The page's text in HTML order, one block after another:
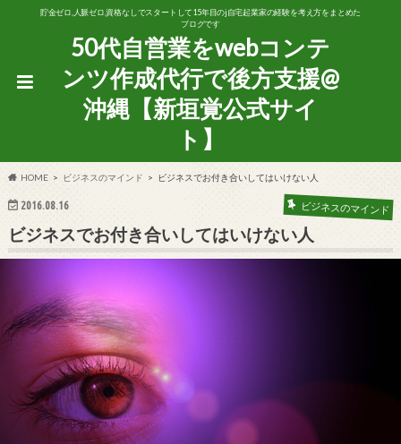
貯金ゼロ,人脈ゼロ,資格なしでスタートして15年目のj自宅起業家の経験を考え方をまとめた
ブログです
50代自営業をwebコンテ
ンツ作成代行で後方支援@
沖縄【新垣覚公式サイ
ト】
HOME ビジネスのマインド ビジネスでお付き合いしてはいけない人
2016.08.16 ビジネスのマインド
ビジネスでお付き合いしてはいけない人